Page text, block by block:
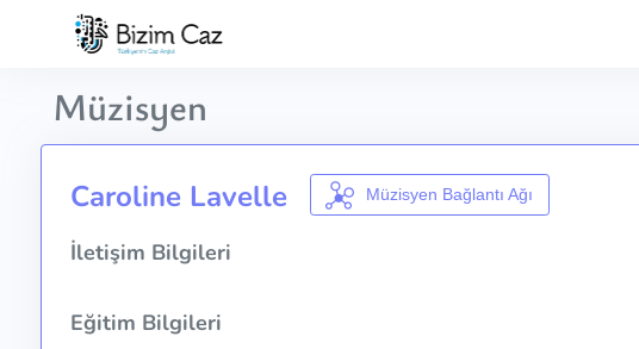
Müzisyen
Caroline Lavelle Müzisyen Bağlantı Ağı
İletişim Bilgileri
Eğitim Bilgileri